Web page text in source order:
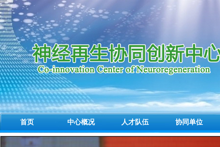
首页 中心概况 人才队伍 协同单位